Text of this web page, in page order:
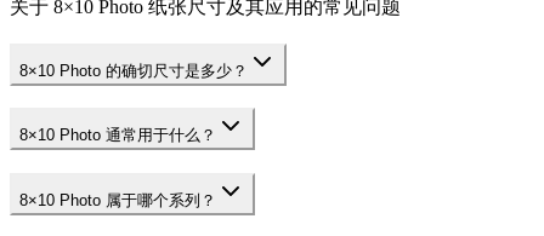
关于 8×10 Photo 纸张尺寸及其应用的常见问题
8×10 Photo 的确切尺寸是多少？
8×10 Photo 通常用于什么？
8×10 Photo 属于哪个系列？